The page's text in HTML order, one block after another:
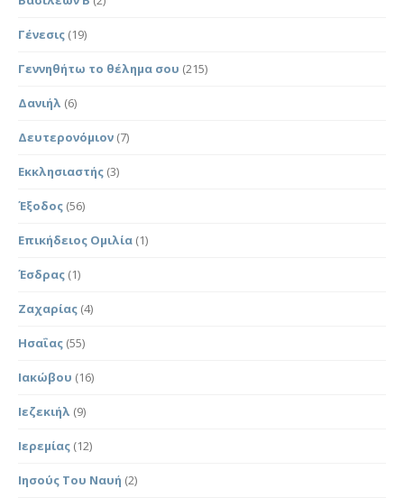
Γένεσις (19)
Γεννηθήτω το θέλημα σου (215)
Δανιήλ (6)
Δευτερονόμιον (7)
Εκκλησιαστής (3)
Έξοδος (56)
Επικήδειος Ομιλία (1)
Έσδρας (1)
Ζαχαρίας (4)
Ησαΐας (55)
Ιακώβου (16)
Ιεζεκιήλ (9)
Ιερεμίας (12)
Ιησούς Του Ναυή (2)